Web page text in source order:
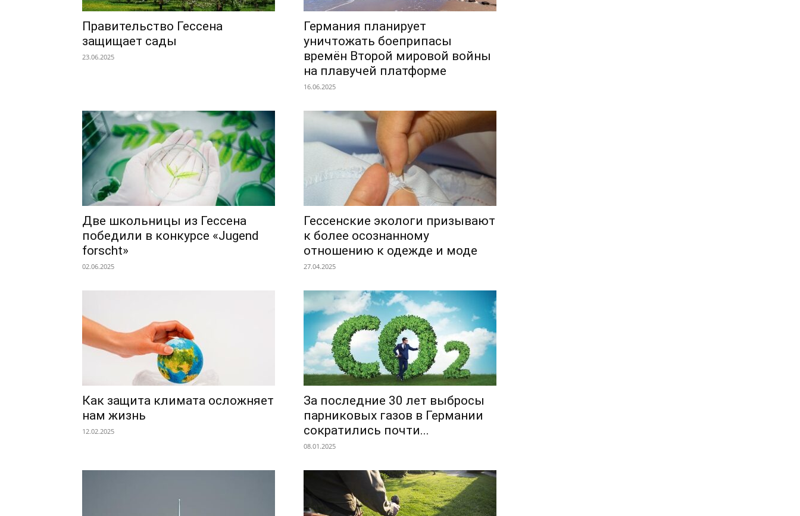
Правительство Гессена
защищает сады
23.06.2025
Германия планирует
уничтожать боеприпасы
времён Второй мировой войны
на плавучей платформе
16.06.2025
Две школьницы из Гессена
победили в конкурсе «Jugend
forscht»
02.06.2025
Гессенские экологи призывают
к более осознанному
отношению к одежде и моде
27.04.2025
Как защита климата осложняет
нам жизнь
12.02.2025
За последние 30 лет выбросы
парниковых газов в Германии
сократились почти...
08.01.2025